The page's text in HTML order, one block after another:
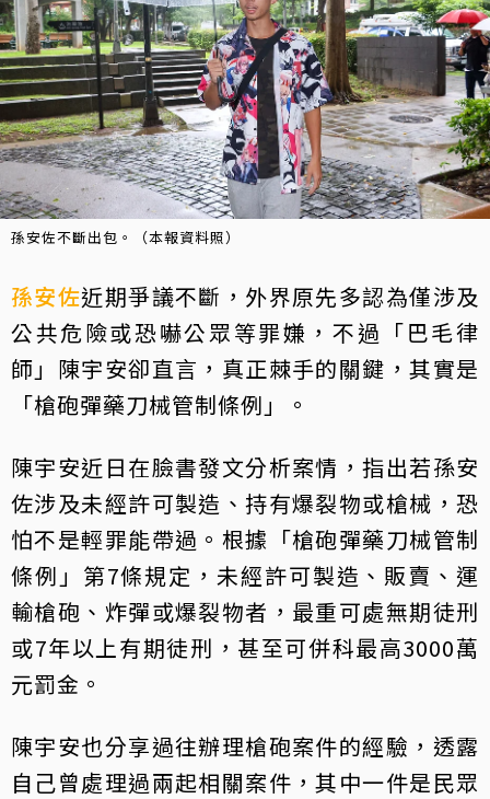
孫安佐不斷出包。（本報資料照）
孫安佐近期爭議不斷，外界原先多認為僅涉及
公共危險或恐嚇公眾等罪嫌，不過「巴毛律
師」陳宇安卻直言，真正棘手的關鍵，其實是
「槍砲彈藥刀械管制條例」。
陳宇安近日在臉書發文分析案情，指出若孫安
佐涉及未經許可製造、持有爆裂物或槍械，恐
怕不是輕罪能帶過。根據「槍砲彈藥刀械管制
條例」第7條規定，未經許可製造、販賣、運
輸槍砲、炸彈或爆裂物者，最重可處無期徒刑
或7年以上有期徒刑，甚至可併科最高3000萬
元罰金。
陳宇安也分享過往辦理槍砲案件的經驗，透露
自己曾處理過兩起相關案件，其中一件是民眾